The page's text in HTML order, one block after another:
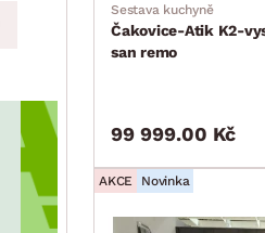
cm
Sestava kuchyně
Čakovice-Atik K2-
san remo
99 999.00 Kč
AKCE Novinka